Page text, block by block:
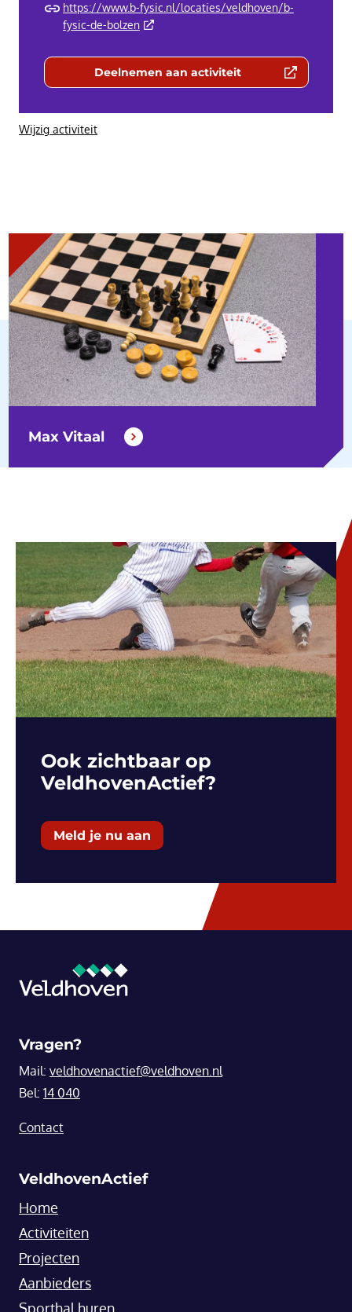
https://www.b-fysic.nl/locaties/veldhoven/b-
fysic-de-bolzen(Deze link gaat naar een externe website)
Deelnemen aan activiteit(Deze link gaat naar een externe
Wijzig activiteit
Max Vitaal
Ook zichtbaar op
VeldhovenActief?
Meld je nu aan
Vragen?
Mail: veldhovenactief@veldhoven.nl
Bel: 14 040
Contact
VeldhovenActief
Home
Activiteiten
Projecten
Aanbieders
Sporthal huren